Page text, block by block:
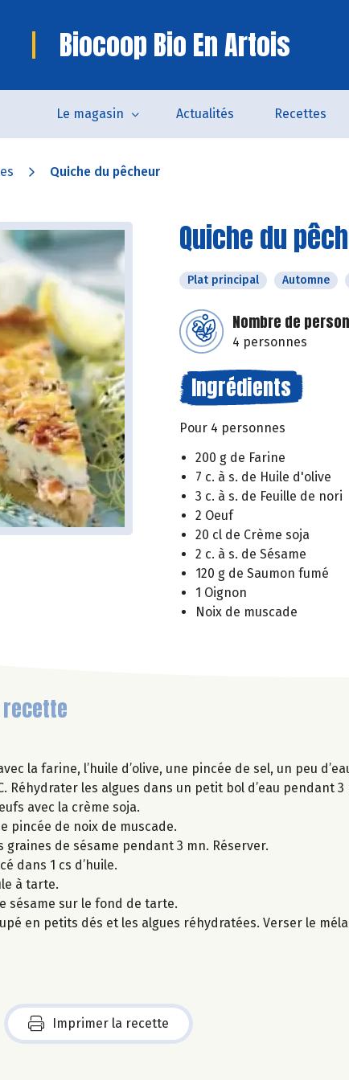
Biocoop Bio En Artois
Le magasin Actualités Recettes
Quiche du pêcheur
Quiche du
Plat principal Automne
Nombre de
4 personnes
Ingrédients
Pour 4 personnes
200 g de Farine
7 c. à s. de Huile d'olive
3 c. à s. de Feuille de nori
2 Oeuf
20 cl de Crème soja
2 c. à s. de Sésame
120 g de Saumon fumé
1 Oignon
Noix de muscade
recette
la farine, l’huile d’olive, une pincée de sel, un peu
Réhydrater les algues dans un petit bol d’eau pendant 3
avec la crème soja.
pincée de noix de muscade.
graines de sésame pendant 3 mn. Réserver.
dans 1 cs d’huile.
à tarte.
sésame sur le fond de tarte.
en petits dés et les algues réhydratées. Verser le
Imprimer la recette